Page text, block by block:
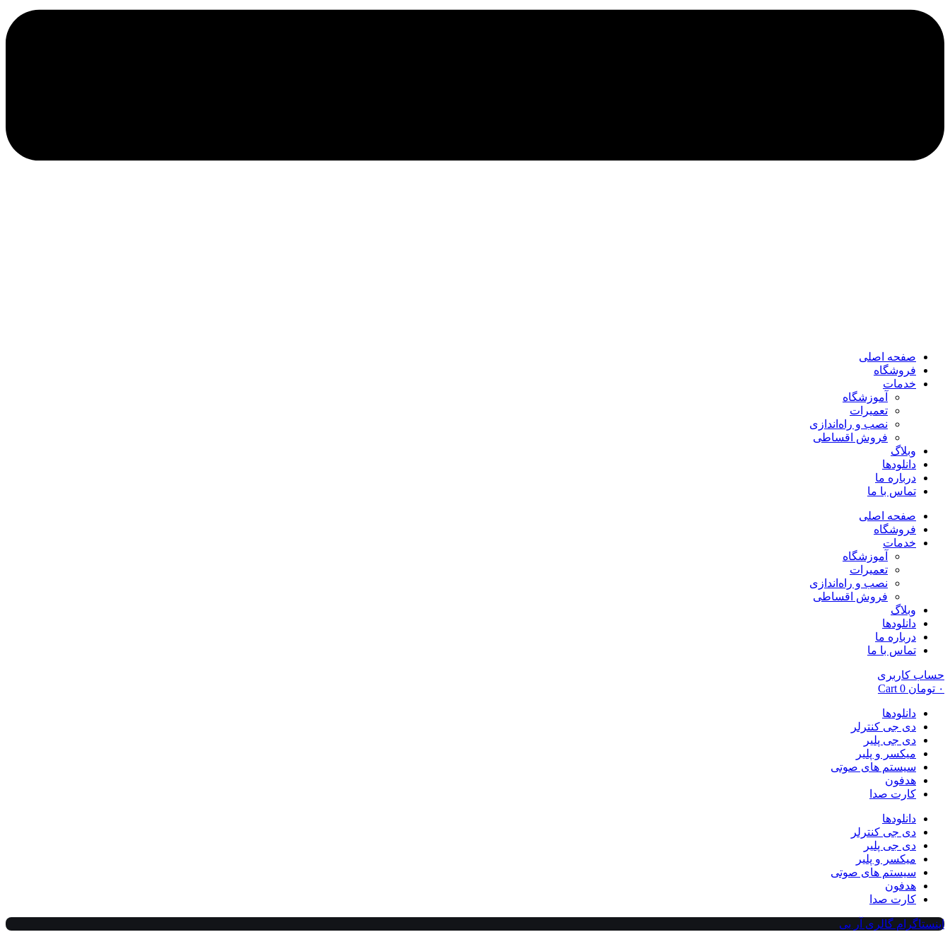
صفحه اصلی
فروشگاه
خدمات
آموزشگاه
تعمیرات
نصب و راه‌اندازی
فروش اقساطی
وبلاگ
دانلودها
درباره ما
تماس با ما
صفحه اصلی
فروشگاه
خدمات
آموزشگاه
تعمیرات
نصب و راه‌اندازی
فروش اقساطی
وبلاگ
دانلودها
درباره ما
تماس با ما
حساب کاربری
۰ تومان 0
Cart
دانلودها
دی جی کنترلر
دی جی پلیر
میکسر و پلیر
سیستم های صوتی
هدفون
کارت صدا
دانلودها
دی جی کنترلر
دی جی پلیر
میکسر و پلیر
سیستم های صوتی
هدفون
کارت صدا
اینستاگرام گالری آر بی